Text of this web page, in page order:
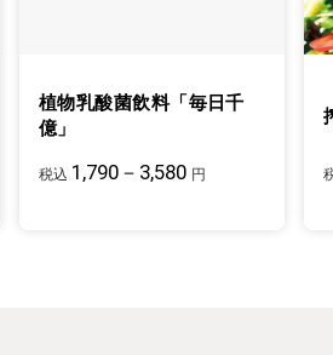
植物乳酸菌飲料「毎日千
億」
税込 1,790－3,580 円